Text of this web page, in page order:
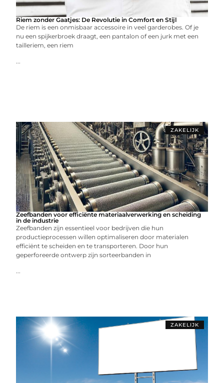
Riem zonder Gaatjes: De Revolutie in Comfort en Stijl
De riem is een onmisbaar accessoire in veel garderobes. Of je
nu een spijkerbroek draagt, een pantalon of een jurk met een
tailleriem, een riem
...
ZAKELIJK
Zeefbanden voor efficiënte materiaalverwerking en scheiding
in de industrie
Zeefbanden zijn essentieel voor bedrijven die hun
productieprocessen willen optimaliseren door materialen
efficiënt te scheiden en te transporteren. Door hun
geperforeerde ontwerp zijn sorteerbanden in
...
ZAKELIJK